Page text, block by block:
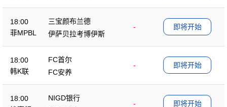
18:00
菲MPBL
三宝颜布兰德
-
伊萨贝拉考博伊斯
即将开始
18:00
韩K联
FC首尔
-
FC安养
即将开始
18:00
NIGD银行
-
即将开始